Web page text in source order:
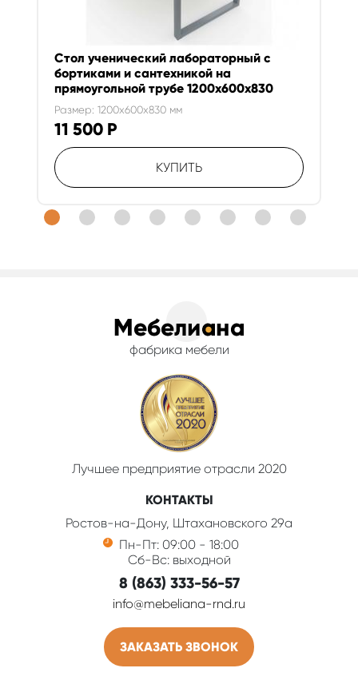
Стол ученический лабораторный с
бортиками и сантехникой на
прямоугольной трубе 1200х600х830
Размер: 1200x600x830 мм
11 500 Р
КУПИТЬ
фабрика мебели
Лучшее предприятие отрасли 2020
КОНТАКТЫ
Ростов-на-Дону, Штахановского 29а
Пн-Пт: 09:00 - 18:00
Сб-Вс: выходной
8 (863) 333-56-57
info@mebeliana-rnd.ru
ЗАКАЗАТЬ ЗВОНОК